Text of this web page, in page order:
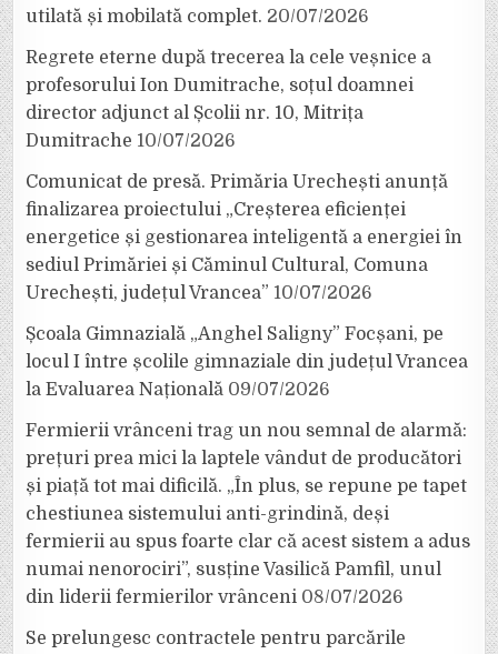
utilată și mobilată complet. 20/07/2026
Regrete eterne după trecerea la cele veșnice a
profesorului Ion Dumitrache, soțul doamnei
director adjunct al Școlii nr. 10, Mitrița
Dumitrache 10/07/2026
Comunicat de presă. Primăria Urechești anunță
finalizarea proiectului „Creșterea eficienței
energetice și gestionarea inteligentă a energiei în
sediul Primăriei și Căminul Cultural, Comuna
Urechești, județul Vrancea” 10/07/2026
Școala Gimnazială „Anghel Saligny” Focșani, pe
locul I între școlile gimnaziale din județul Vrancea
la Evaluarea Națională 09/07/2026
Fermierii vrânceni trag un nou semnal de alarmă:
prețuri prea mici la laptele vândut de producători
și piață tot mai dificilă. „În plus, se repune pe tapet
chestiunea sistemului anti-grindină, deși
fermierii au spus foarte clar că acest sistem a adus
numai nenorociri”, susține Vasilică Pamfil, unul
din liderii fermierilor vrânceni 08/07/2026
Se prelungesc contractele pentru parcările